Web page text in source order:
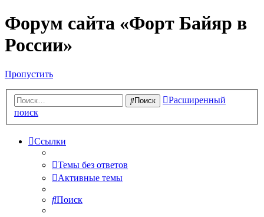
Форум сайта «Форт Байяр в
России»
Пропустить
Поиск
Расширенный
поиск
Ссылки
Темы без ответов
Активные темы
Поиск